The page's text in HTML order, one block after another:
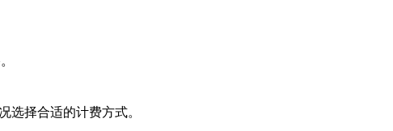
选择合适的计费方式。